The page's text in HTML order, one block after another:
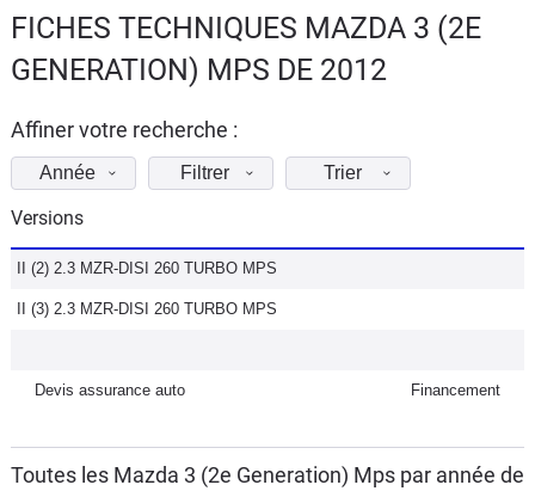
Essais
d'achat
Electriques
Utilitaires
Flottes
Services
Forum
FICHES TECHNIQUES MAZDA 3 (2E
GENERATION) MPS DE 2012
Affiner votre recherche :
Année Filtrer Trier
Versions
II (2) 2.3 MZR-DISI 260 TURBO MPS
II (3) 2.3 MZR-DISI 260 TURBO MPS
Devis assurance auto Financement
Toutes les Mazda 3 (2e Generation) Mps par année de